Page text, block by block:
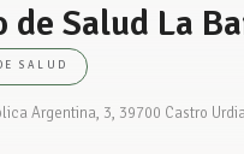
de Salud La
SALUD
Argentina, 3, 39700 Castro